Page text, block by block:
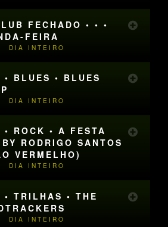
FECHADO • • •
FEIRA
DIA INTEIRO
• BLUES • BLUES
DIA INTEIRO
• ROCK • A FESTA
RODRIGO SANTOS
VERMELHO)
DIA INTEIRO
• TRILHAS • THE
DIA INTEIRO